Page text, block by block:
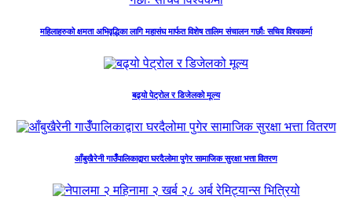
महिलाहरुको क्षमता अभिवृद्धिका लागि महासंघ मार्फत विशेष तालिम संचालन गर्छौः सचिव विश्वकर्मा
बढ्यो पेट्रोल र डिजेलको मूल्य
आँबुखैरेनी गाउँँपालिकाद्वारा घरदैलोमा पुगेर सामाजिक सुरक्षा भत्ता वितरण